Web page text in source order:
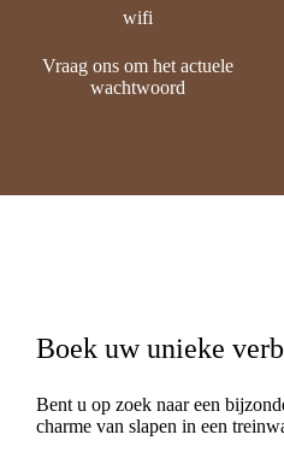
wifi
Vraag ons om het actuele
wachtwoord
Boek uw unieke
Bent u op zoek naar een
charme van slapen in een